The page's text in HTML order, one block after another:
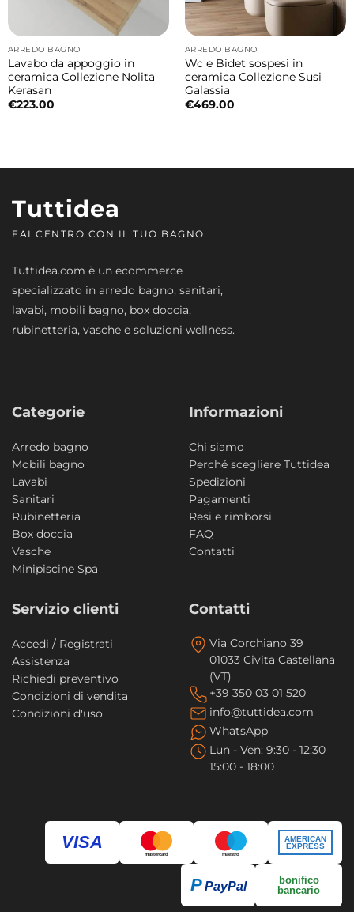
ARREDO BAGNO
Lavabo da appoggio in
ceramica Collezione Nolita
Kerasan
€223.00
ARREDO BAGNO
Wc e Bidet sospesi in
ceramica Collezione Susi
Galassia
€469.00
Tuttidea
FAI CENTRO CON IL TUO BAGNO
Tuttidea.com è un ecommerce
specializzato in arredo bagno, sanitari,
lavabi, mobili bagno, box doccia,
rubinetteria, vasche e soluzioni wellness.
Categorie
Arredo bagno
Mobili bagno
Lavabi
Sanitari
Rubinetteria
Box doccia
Vasche
Minipiscine Spa
Informazioni
Chi siamo
Perché scegliere Tuttidea
Spedizioni
Pagamenti
Resi e rimborsi
FAQ
Contatti
Servizio clienti
Accedi / Registrati
Assistenza
Richiedi preventivo
Condizioni di vendita
Condizioni d'uso
Contatti
Via Corchiano 39
01033 Civita Castellana
(VT)
+39 350 03 01 520
info@tuttidea.com
WhatsApp
Lun - Ven: 9:30 - 12:30
15:00 - 18:00
VISA
mastercard maestro
AMERICAN
EXPRESS
P PayPal
bonifico
bancario